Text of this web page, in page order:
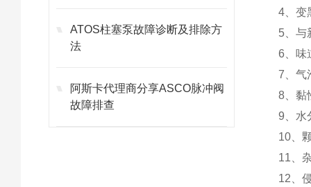
ATOS柱塞泵故障诊断及排除方
法
阿斯卡代理商分享ASCO脉冲阀
故障排查
4、变
5、与
6、味
7、气
8、黏
9、水
10、
11、
12、